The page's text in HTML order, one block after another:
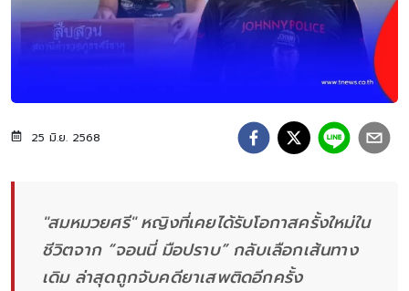
25 มิ.ย. 2568
"สมหมวยศรี" หญิงที่เคยได้รับโอกาสครั้งใหม่ใน
ชีวิตจาก “จอนนี่ มือปราบ” กลับเลือกเส้นทาง
เดิม ล่าสุดถูกจับคดียาเสพติดอีกครั้ง